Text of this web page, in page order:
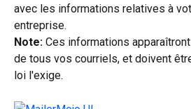
avec les informations relatives à
entreprise.
Note: Ces informations
de tous vos courriels, et doivent
loi l'exige.